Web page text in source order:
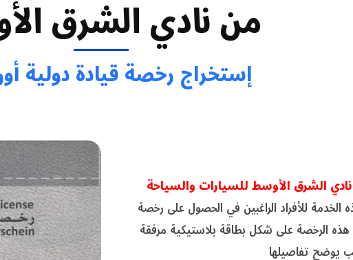
من نادي الشرق
إستخراج رخصة قيادة دولية
نادي الشرق الأوسط للسيارات والسياحة
الخدمة للأفراد الراغبين في الحصول على رخصة
هذه الرخصة على شكل بطاقة بلاستيكية مرفقة